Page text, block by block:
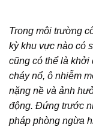
Trong môi trường
kỳ khu vực nào có
cũng có thể là khởi
cháy nổ, ô nhiễm
nặng nề và ảnh
động. Đứng trước
pháp phòng ngừa